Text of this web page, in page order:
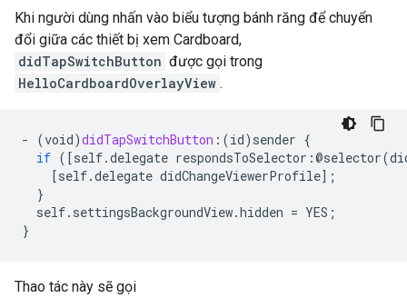
Khi người dùng nhấn vào biểu tượng bánh răng để chuyển
đổi giữa các thiết bị xem Cardboard,
didTapSwitchButton được gọi trong
HelloCardboardOverlayView .
- (void)didTapSwitchButton :(id) sender {
if ( [self.delegate
[self.delegate didChangeViewerProfile] ;
}
self. settingsBackgroundView.hidden = YES ;
}
Thao tác này sẽ gọi